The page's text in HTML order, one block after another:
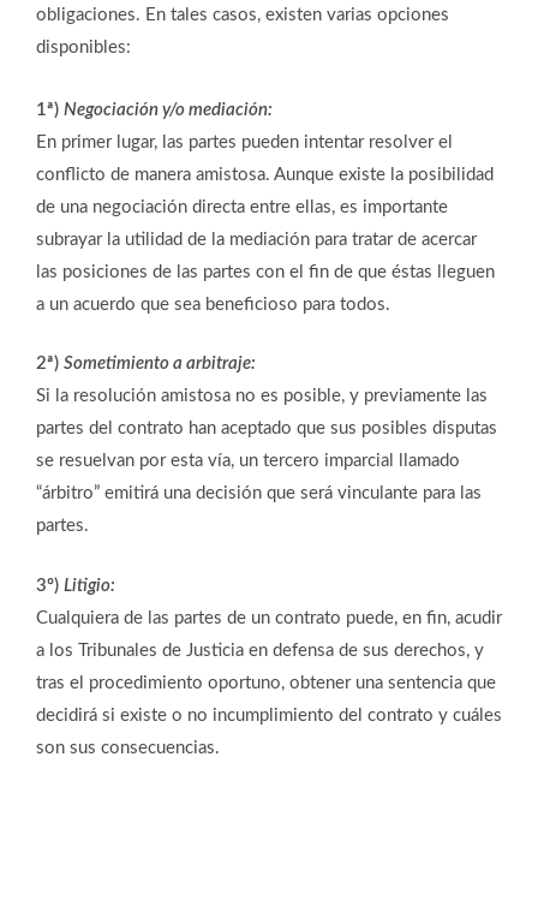
obligaciones. En tales casos, existen varias opciones
disponibles:
1ª) Negociación y/o mediación:
En primer lugar, las partes pueden intentar resolver el
conflicto de manera amistosa. Aunque existe la posibilidad
de una negociación directa entre ellas, es importante
subrayar la utilidad de la mediación para tratar de acercar
las posiciones de las partes con el fin de que éstas lleguen
a un acuerdo que sea beneficioso para todos.
2ª) Sometimiento a arbitraje:
Si la resolución amistosa no es posible, y previamente las
partes del contrato han aceptado que sus posibles disputas
se resuelvan por esta vía, un tercero imparcial llamado
“árbitro” emitirá una decisión que será vinculante para las
partes.
3º) Litigio:
Cualquiera de las partes de un contrato puede, en fin, acudir
a los Tribunales de Justicia en defensa de sus derechos, y
tras el procedimiento oportuno, obtener una sentencia que
decidirá si existe o no incumplimiento del contrato y cuáles
son sus consecuencias.